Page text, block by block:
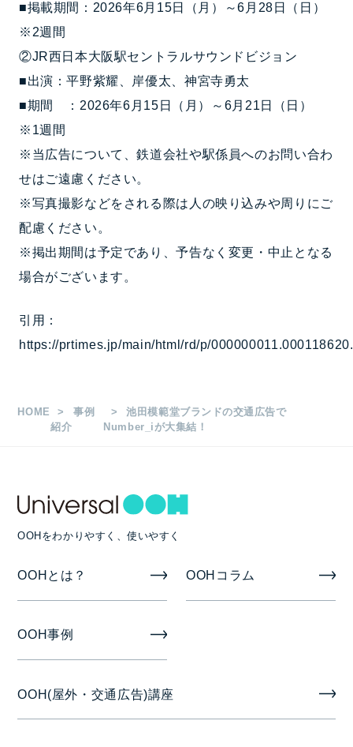
■掲載期間：2026年6月15日（月）～6月28日（日）
※2週間
②JR西日本大阪駅セントラルサウンドビジョン
■出演：平野紫耀、岸優太、神宮寺勇太
■期間 ：2026年6月15日（月）～6月21日（日）
※1週間
※当広告について、鉄道会社や駅係員へのお問い合わ
せはご遠慮ください。
※写真撮影などをされる際は人の映り込みや周りにご
配慮ください。
※掲出期間は予定であり、予告なく変更・中止となる
場合がございます。
引用：
https://prtimes.jp/main/html/rd/p/
HOME
事例
紹介
池田模範堂ブランドの交通広告で
Number_iが大集結！
OOHをわかりやすく、使いやすく
OOHとは？ OOHコラム
OOH事例
OOH(屋外・交通広告)講座